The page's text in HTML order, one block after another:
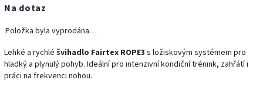
Na dotaz
Položka byla vyprodána…
Lehké a rychlé švihadlo Fairtex ROPE3 s ložiskovým systémem pro
hladký a plynulý pohyb. Ideální pro intenzivní kondiční trénink, zahřátí i
práci na frekvenci nohou.